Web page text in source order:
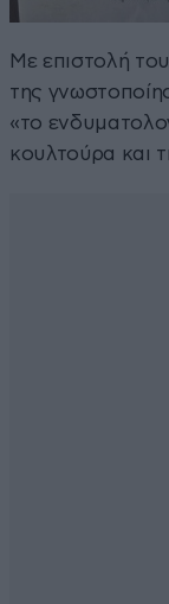
Με επιστολή
της
«το
κουλτούρα και